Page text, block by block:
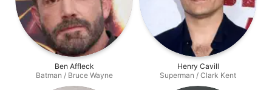
Ben Affleck
Batman / Bruce Wayne
Henry Cavill
Superman / Clark Kent